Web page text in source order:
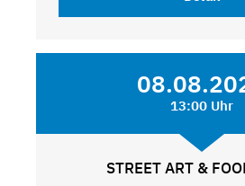
13:00 Uhr
STREET ART &